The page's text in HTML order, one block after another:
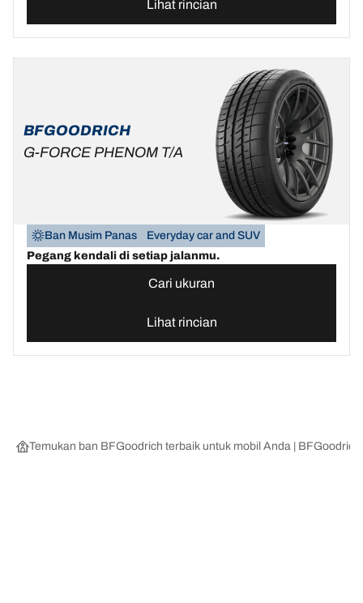
Lihat rincian
BFGOODRICH
G-FORCE PHENOM T/A
Ban Musim Panas
Everyday car and SUV
Pegang kendali di setiap jalanmu.
Cari ukuran
Lihat rincian
Temukan ban BFGoodrich terbaik untuk mobil Anda |